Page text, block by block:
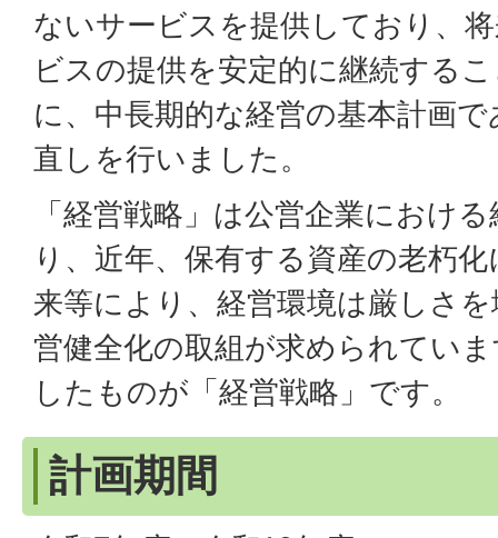
ないサービスを提供しており、
ビスの提供を安定的に継続する
に、中長期的な経営の基本計画
直しを行いました。
「経営戦略」は公営企業におけ
り、近年、保有する資産の老朽
来等により、経営環境は厳しさ
営健全化の取組が求められてい
したものが「経営戦略」です。
計画期間